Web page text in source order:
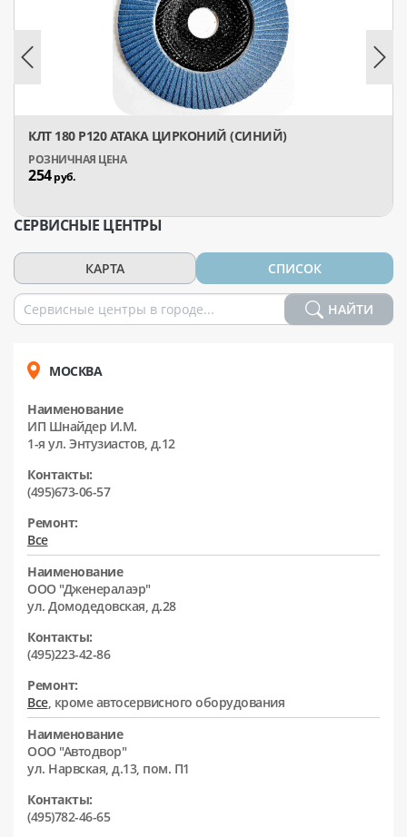
КЛТ 180 Р120 АТАКА ЦИРКОНИЙ (СИНИЙ)
254руб.
СЕРВИСНЫЕ ЦЕНТРЫ
КАРТА СПИСОК
НАЙТИ
МОСКВА
Наименование
ИП Шнайдер И.М.
1-я ул. Энтузиастов, д.12
Контакты:
(495)673-06-57
Ремонт:
Все
Наименование
ООО "Дженералаэр"
ул. Домодедовская, д.28
Контакты:
(495)223-42-86
Ремонт:
Все, кроме автосервисного оборудования
Наименование
ООО "Автодвор"
ул. Нарвская, д.13, пом. П1
Контакты:
(495)782-46-65